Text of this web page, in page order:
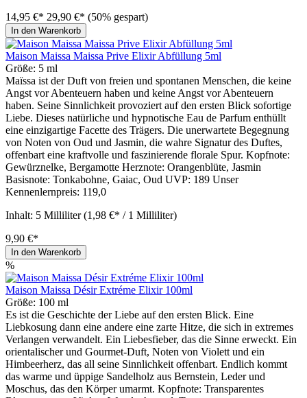
14,95 €* 29,90 €* (50% gespart)
In den Warenkorb
Maison Maissa Maissa Prive Elixir Abfüllung 5ml
Größe: 5 ml
Maïssa ist der Duft von freien und spontanen Menschen, die keine
Angst vor Abenteuern haben und keine Angst vor Abenteuern
haben. Seine Sinnlichkeit provoziert auf den ersten Blick sofortige
Liebe. Dieses natürliche und hypnotische Eau de Parfum enthüllt
eine einzigartige Facette des Trägers. Die unerwartete Begegnung
von Noten von Oud und Jasmin, die wahre Signatur des Duftes,
offenbart eine kraftvolle und faszinierende florale Spur. Kopfnote:
Gewürznelke, Bergamotte Herznote: Orangenblüte, Jasmin
Basisnote: Tonkabohne, Gaiac, Oud UVP: 189 Unser
Kennenlernpreis: 119,0
Inhalt: 5 Milliliter(1,98 €* / 1 Milliliter)
9,90 €*
In den Warenkorb
%
Maison Maissa Désir Extréme Elixir 100ml
Größe: 100 ml
Es ist die Geschichte der Liebe auf den ersten Blick. Eine
Liebkosung dann eine andere eine zarte Hitze, die sich in extremes
Verlangen verwandelt. Ein Liebesfieber, das die Sinne erweckt. Ein
orientalischer und Gourmet-Duft, Noten von Violett und ein
Himbeerherz, das all seine Sinnlichkeit offenbart. Endlich kommt
das warme und üppige Sandelholz aus Bernstein, Leder und
Moschus, das den Körper umarmt. Kopfnote: Transparentes